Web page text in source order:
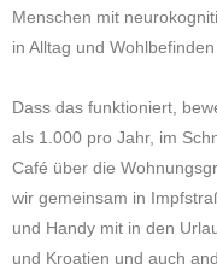
Menschen mit
in Alltag und
Dass das funktioniert,
als 1.000 pro Jahr, im
Café über die
wir gemeinsam in
und Handy mit in den
und Kroatien und auch